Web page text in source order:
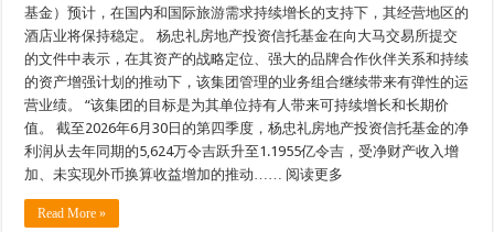
基金）预计，在国内和国际旅游需求持续增长的支持下，其经营地区的
酒店业将保持稳定。 杨忠礼房地产投资信托基金在向大马交易所提交
的文件中表示，在其资产的战略定位、强大的品牌合作伙伴关系和持续
的资产增强计划的推动下，该集团管理的业务组合继续带来有弹性的运
营业绩。 “该集团的目标是为其单位持有人带来可持续增长和长期价
值。 截至2026年6月30日的第四季度，杨忠礼房地产投资信托基金的净
利润从去年同期的5,624万令吉跃升至1.1955亿令吉，受净财产收入增
加、未实现外币换算收益增加的推动…… 阅读更多
Read More »